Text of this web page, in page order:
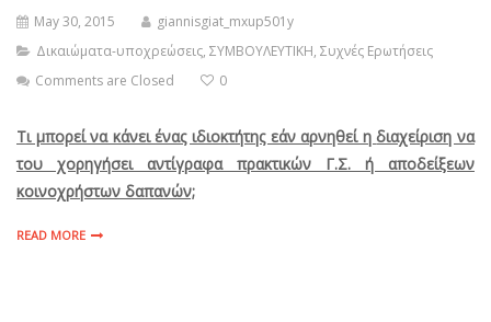
May 30, 2015
giannisgiat_mxup501y
Δικαιώματα-υποχρεώσεις, ΣΥΜΒΟΥΛΕΥΤΙΚΗ, Συχνές Ερωτήσεις
Comments are Closed
0
Τι μπορεί να κάνει ένας ιδιοκτήτης εάν αρνηθεί η διαχείριση να
του χορηγήσει αντίγραφα πρακτικών Γ.Σ. ή αποδείξεων
κοινοχρήστων δαπανών;
READ MORE